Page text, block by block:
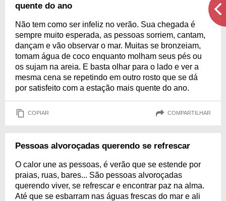
quente do ano
Não tem como ser infeliz no verão. Sua chegada é
sempre muito esperada, as pessoas sorriem, cantam,
dançam e vão observar o mar. Muitas se bronzeiam,
tomam água de coco enquanto molham seus pés ou
os sujam na areia. E basta olhar para o lado e ver a
mesma cena se repetindo em outro rosto que se dá
por satisfeito com a estação mais quente do ano.
COPIAR COMPARTILHAR
Pessoas alvoroçadas querendo se refrescar
O calor une as pessoas, é verão que se estende por
praias, ruas, bares... São pessoas alvoroçadas
querendo viver, se refrescar e encontrar paz na alma.
Até que se esbarram nas águas frescas do mar e ali